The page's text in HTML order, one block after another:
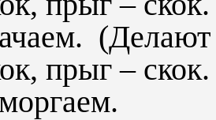
прыг – скок.